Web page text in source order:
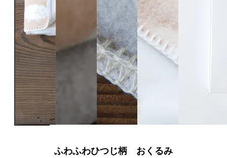
ふわふわひつじ柄 おくるみ